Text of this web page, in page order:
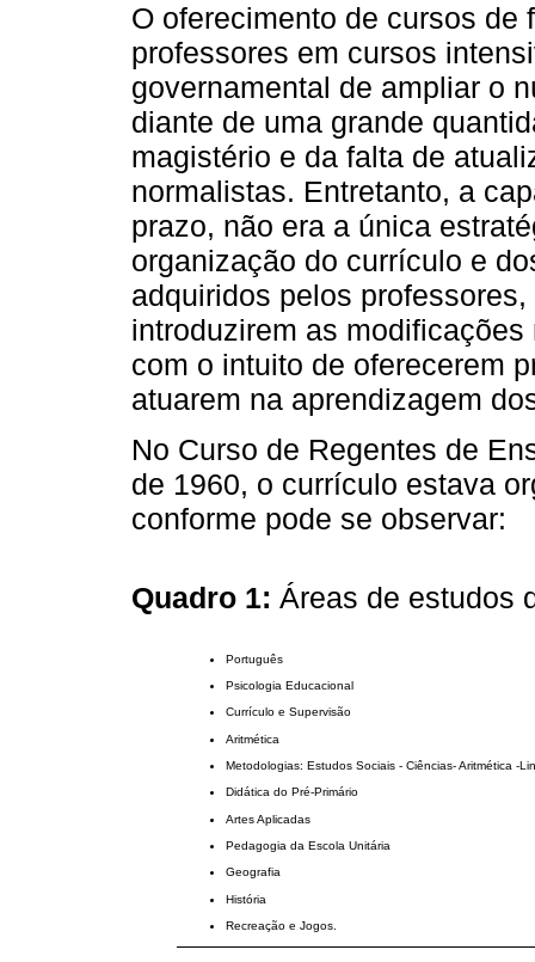
O oferecimento de cursos de
professores em cursos
governamental de ampliar o
diante de uma grande
magistério e da falta de
normalistas. Entretanto, a
prazo, não era a única
organização do currículo e
adquiridos pelos
introduzirem as
com o intuito de oferecerem
atuarem na aprendizagem
No Curso de Regentes de
de 1960, o currículo estava
conforme pode se observar:
Quadro 1: Áreas de estudos
Português
Psicologia Educacional
Currículo e Supervisão
Aritmética
Metodologias: Estudos Sociais - Ciências- Aritmética -
Didática do Pré-Primário
Artes Aplicadas
Pedagogia da Escola Unitária
Geografia
História
Recreação e Jogos.